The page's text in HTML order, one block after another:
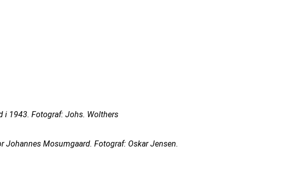
i 1943. Fotograf: Johs. Wolthers
Mosumgaard. Fotograf: Oskar Jensen.